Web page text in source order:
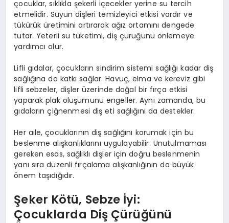
çocuklar, sıklıkla şekerli içecekler yerine su tercih
etmelidir. Suyun dişleri temizleyici etkisi vardır ve
tükürük üretimini artırarak ağız ortamını dengede
tutar. Yeterli su tüketimi, diş çürüğünü önlemeye
yardımcı olur.
Lifli gıdalar, çocukların sindirim sistemi sağlığı kadar diş
sağlığına da katkı sağlar. Havuç, elma ve kereviz gibi
lifli sebzeler, dişler üzerinde doğal bir fırça etkisi
yaparak plak oluşumunu engeller. Aynı zamanda, bu
gıdaların çiğnenmesi diş eti sağlığını da destekler.
Her aile, çocuklarının diş sağlığını korumak için bu
beslenme alışkanlıklarını uygulayabilir. Unutulmaması
gereken esas, sağlıklı dişler için doğru beslenmenin
yanı sıra düzenli fırçalama alışkanlığının da büyük
önem taşıdığıdır.
Şeker Kötü, Sebze İyi:
Çocuklarda Diş Çürüğünü